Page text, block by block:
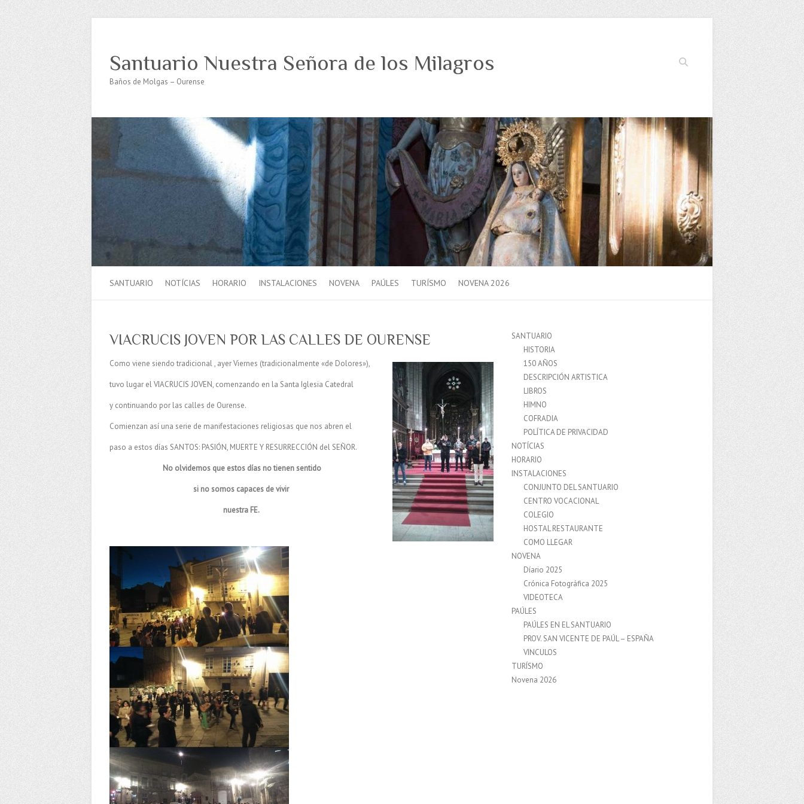
Buscar
Santuario Nuestra Señora de los Milagros
Baños de Molgas – Ourense
SANTUARIO NOTÍCIAS HORARIO INSTALACIONES NOVENA PAÚLES TURÍSMO NOVENA 2026
VIACRUCIS JOVEN POR LAS CALLES DE OURENSE
Como viene siendo tradicional , ayer Viernes (tradicionalmente «de Dolores»),
tuvo lugar el VIACRUCIS JOVEN, comenzando en la Santa Iglesia Catedral
y continuando por las calles de Ourense.
Comienzan así una serie de manifestaciones religiosas que nos abren el
paso a estos días SANTOS: PASIÓN, MUERTE Y RESURRECCIÓN del SEÑOR.
No olvidemos que estos días no tienen sentido
si no somos capaces de vivir
nuestra FE.
SANTUARIO
HISTORIA
150 AÑOS
DESCRIPCIÓN ARTISTICA
LIBROS
HIMNO
COFRADIA
POLÍTICA DE PRIVACIDAD
NOTÍCIAS
HORARIO
INSTALACIONES
CONJUNTO DEL SANTUARIO
CENTRO VOCACIONAL
COLEGIO
HOSTAL RESTAURANTE
COMO LLEGAR
NOVENA
Díario 2025
Crónica Fotográfica 2025
VIDEOTECA
PAÚLES
PAÚLES EN EL SANTUARIO
PROV. SAN VICENTE DE PAÚL – ESPAÑA
VINCULOS
TURÍSMO
Novena 2026